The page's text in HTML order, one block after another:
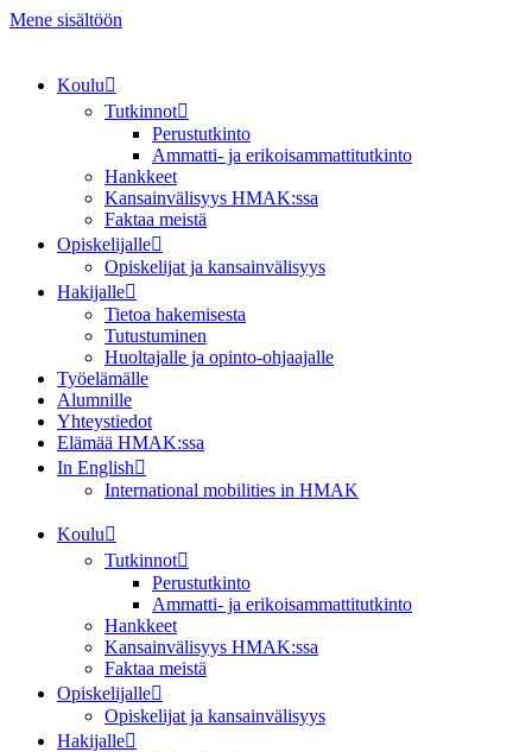
Mene sisältöön
Koulu
Tutkinnot
Perustutkinto
Ammatti- ja erikoisammattitutkinto
Hankkeet
Kansainvälisyys HMAK:ssa
Faktaa meistä
Opiskelijalle
Opiskelijat ja kansainvälisyys
Hakijalle
Tietoa hakemisesta
Tutustuminen
Huoltajalle ja opinto-ohjaajalle
Työelämälle
Alumnille
Yhteystiedot
Elämää HMAK:ssa
In English
International mobilities in HMAK
Koulu
Tutkinnot
Perustutkinto
Ammatti- ja erikoisammattitutkinto
Hankkeet
Kansainvälisyys HMAK:ssa
Faktaa meistä
Opiskelijalle
Opiskelijat ja kansainvälisyys
Hakijalle